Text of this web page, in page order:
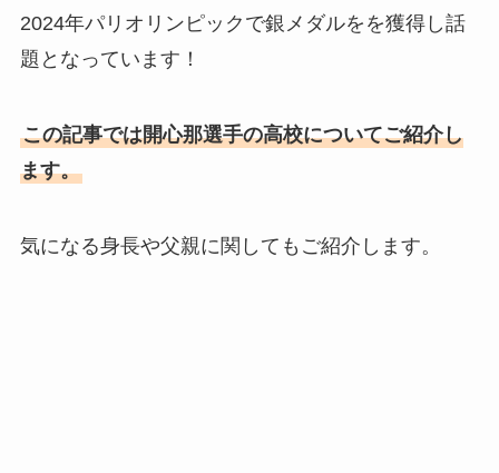
2024年パリオリンピックで銀メダルをを獲得し話
題となっています！
この記事では開心那選手の高校についてご紹介し
ます。
気になる身長や父親に関してもご紹介します。